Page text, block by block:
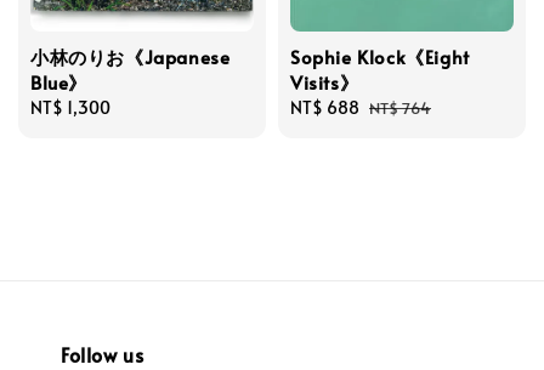
小林のりお《Japanese
Blue》
Regular
NT$ 1,300
Sophie Klock《Eight
Visits》
Sale
NT$ 688 Regular
NT$ 764
Follow us